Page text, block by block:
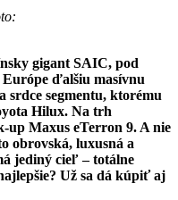
gigant SAIC, pod
ďalšiu masívnu
srdce segmentu, ktorému
Hilux. Na trh
up Maxus eTerron 9. A nie
obrovská, luxusná a
jediný cieľ – totálne
Už sa dá kúpiť aj